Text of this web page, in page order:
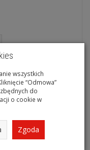
wszystkich
“Odmowa”
do
o cookie w
Zgoda